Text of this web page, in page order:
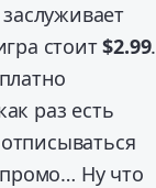
стоит$2.99.
раз есть
промо… Ну что